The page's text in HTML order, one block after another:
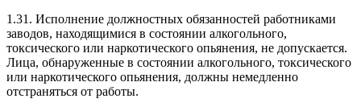
1.31. Исполнение должностных обязанностей работниками
заводов, находящимися в состоянии алкогольного,
токсического или наркотического опьянения, не допускается.
Лица, обнаруженные в состоянии алкогольного, токсического
или наркотического опьянения, должны немедленно
отстраняться от работы.